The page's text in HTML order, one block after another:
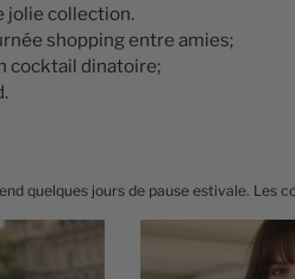
jolie collection.
shopping entre amies;
cocktail dinatoire;
Les commandes de